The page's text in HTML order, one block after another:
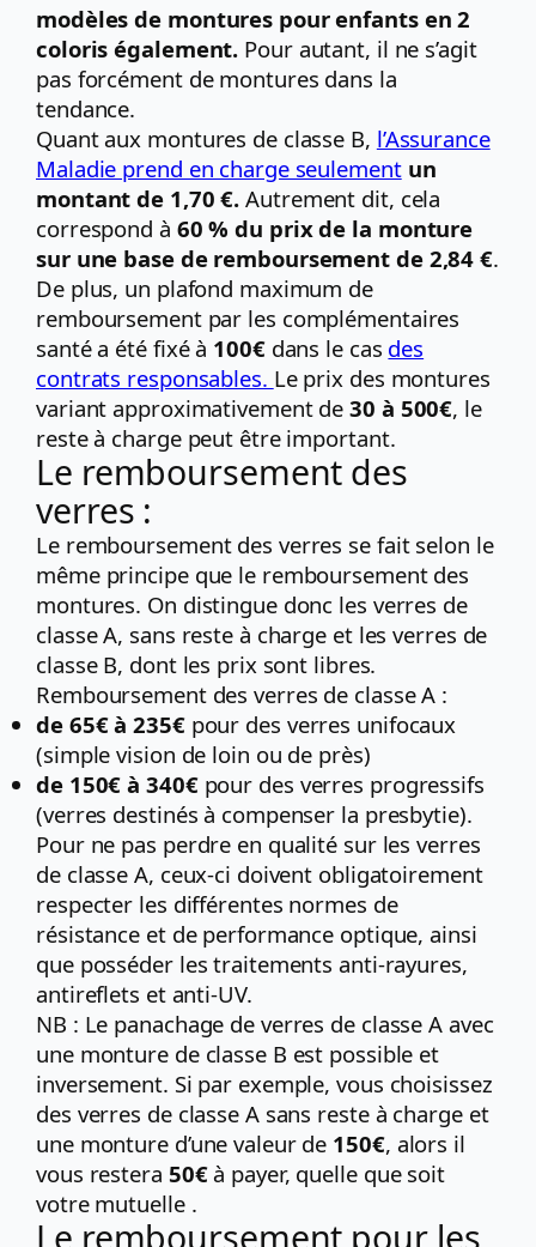
modèles de montures pour enfants en 2
coloris également. Pour autant, il ne s’agit
pas forcément de montures dans la
tendance.
Quant aux montures de classe B, l’Assurance
Maladie prend en charge seulement un
montant de 1,70 €. Autrement dit, cela
correspond à 60 % du prix de la monture
sur une base de remboursement de 2,84 €.
De plus, un plafond maximum de
remboursement par les complémentaires
santé a été fixé à 100€dans le cas des
contrats responsables. Le prix des montures
variant approximativement de30 à 500€, le
reste à charge peut être important.
Le remboursement des
verres :
Le remboursement des verres se fait selon le
même principe que le remboursement des
montures. On distingue donc les verres de
classe A, sans reste à charge et les verres de
classe B, dont les prix sont libres.
Remboursement des verres de classe A :
de 65€ à 235€ pour des verres unifocaux
(simple vision de loin ou de près)
de 150€ à 340€pour des verres progressifs
(verres destinés à compenser la presbytie).
Pour ne pas perdre en qualité sur les verres
de classe A, ceux-ci doivent obligatoirement
respecter les différentes normes de
résistance et de performance optique, ainsi
que posséder les traitements anti-rayures,
antireflets et anti-UV.
NB : Le panachage de verres de classe A avec
une monture de classe B est possible et
inversement. Si par exemple, vous choisissez
des verres de classe A sans reste à charge et
une monture d’une valeur de 150€, alors il
vous restera 50€ à payer, quelle que soit
votre mutuelle .